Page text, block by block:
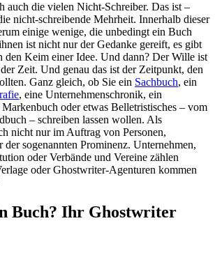
auch die vielen Nicht-Schreiber. Das ist –
nicht-schreibende Mehrheit. Innerhalb dieser
einige wenige, die unbedingt ein Buch
ist nicht nur der Gedanke gereift, es gibt
den Keim einer Idee. Und dann? Der Wille ist
Zeit. Und genau das ist der Zeitpunkt, den
Ganz gleich, ob Sie ein Sachbuch, ein
, eine Unternehmenschronik, ein
Markenbuch oder etwas Belletristisches – vom
– schreiben lassen wollen. Als
nicht nur im Auftrag von Personen,
der sogenannten Prominenz. Unternehmen,
oder Verbände und Vereine zählen
oder Ghostwriter-Agenturen kommen
Buch? Ihr Ghostwriter